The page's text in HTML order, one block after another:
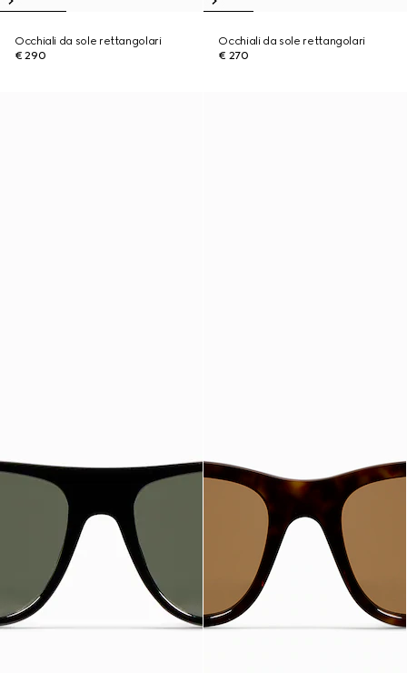
Occhiali da sole rettangolari
€ 290
Occhiali da sole rettangolari
€ 270